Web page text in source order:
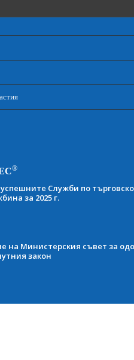
®
Служби по
за 2025 г.
на Министерския съвет за
закон